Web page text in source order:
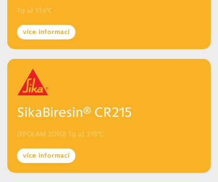
Tg až 136°C
více informací
SikaBiresin® CR215
(EPOLAM 2090) Tg až 215°C
více informací